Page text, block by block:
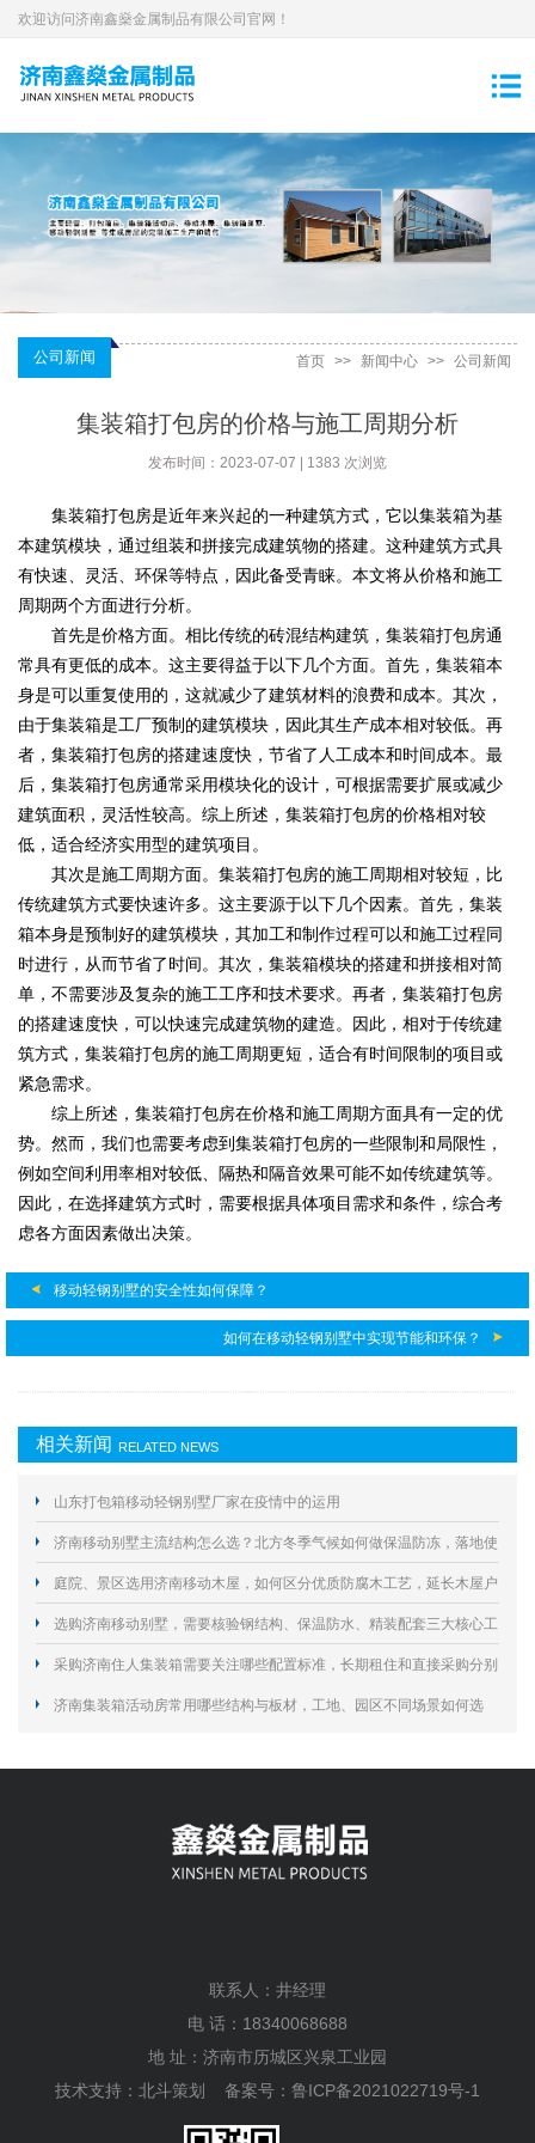
欢迎访问济南鑫燊金属制品有限公司官网！
公司新闻 首页 >> 新闻中心 >> 公司新闻
集装箱打包房的价格与施工周期分析
发布时间：2023-07-07 | 1383 次浏览
集装箱打包房是近年来兴起的一种建筑方式，它以集装箱为基
本建筑模块，通过组装和拼接完成建筑物的搭建。这种建筑方式具
有快速、灵活、环保等特点，因此备受青睐。本文将从价格和施工
周期两个方面进行分析。
首先是价格方面。相比传统的砖混结构建筑，集装箱打包房通
常具有更低的成本。这主要得益于以下几个方面。首先，集装箱本
身是可以重复使用的，这就减少了建筑材料的浪费和成本。其次，
由于集装箱是工厂预制的建筑模块，因此其生产成本相对较低。再
者，集装箱打包房的搭建速度快，节省了人工成本和时间成本。最
后，集装箱打包房通常采用模块化的设计，可根据需要扩展或减少
建筑面积，灵活性较高。综上所述，集装箱打包房的价格相对较
低，适合经济实用型的建筑项目。
其次是施工周期方面。集装箱打包房的施工周期相对较短，比
传统建筑方式要快速许多。这主要源于以下几个因素。首先，集装
箱本身是预制好的建筑模块，其加工和制作过程可以和施工过程同
时进行，从而节省了时间。其次，集装箱模块的搭建和拼接相对简
单，不需要涉及复杂的施工工序和技术要求。再者，集装箱打包房
的搭建速度快，可以快速完成建筑物的建造。因此，相对于传统建
筑方式，集装箱打包房的施工周期更短，适合有时间限制的项目或
紧急需求。
综上所述，集装箱打包房在价格和施工周期方面具有一定的优
势。然而，我们也需要考虑到集装箱打包房的一些限制和局限性，
例如空间利用率相对较低、隔热和隔音效果可能不如传统建筑等。
因此，在选择建筑方式时，需要根据具体项目需求和条件，综合考
虑各方面因素做出决策。
移动轻钢别墅的安全性如何保障？
如何在移动轻钢别墅中实现节能和环保？
相关新闻 RELATED NEWS
山东打包箱移动轻钢别墅厂家在疫情中的运用
济南移动别墅主流结构怎么选？北方冬季气候如何做保温防冻，落地使
用要规避哪些合规与施工风险？
庭院、景区选用济南移动木屋，如何区分优质防腐木工艺，延长木屋户
外使用寿命？
选购济南移动别墅，需要核验钢结构、保温防水、精装配套三大核心工
艺规避居住隐患？
采购济南住人集装箱需要关注哪些配置标准，长期租住和直接采购分别
怎么选择？
济南集装箱活动房常用哪些结构与板材，工地、园区不同场景如何选
联系人：井经理
电 话：18340068688
地 址：济南市历城区兴泉工业园
技术支持： 北斗策划 备案号： 鲁ICP备2021022719号-1